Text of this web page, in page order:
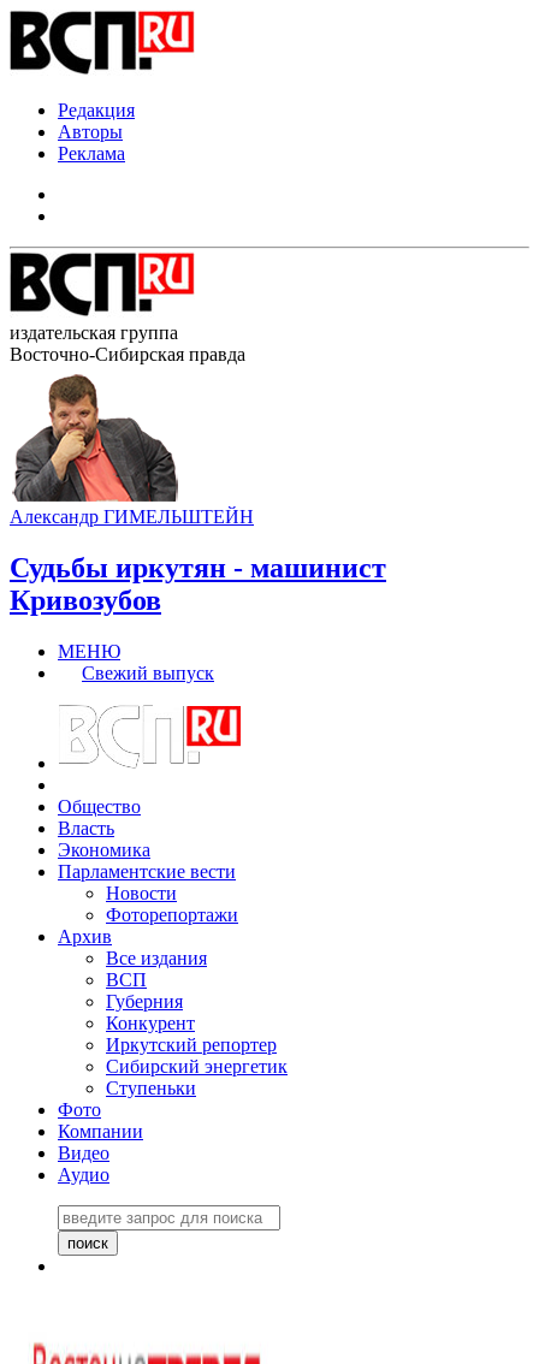
Редакция
Авторы
Реклама
издательская группа
Восточно-Сибирская правда
Александр ГИМЕЛЬШТЕЙН
Судьбы иркутян - машинист
Кривозубов
МЕНЮ
Свежий выпуск
Общество
Власть
Экономика
Парламентские вести
Новости
Фоторепортажи
Архив
Все издания
ВСП
Губерния
Конкурент
Иркутский репортер
Сибирский энергетик
Ступеньки
Фото
Компании
Видео
Аудио